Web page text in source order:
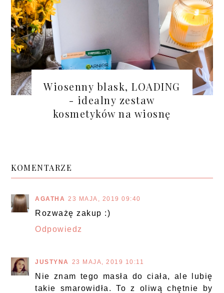
Wiosenny blask, LOADING
- idealny zestaw
kosmetyków na wiosnę
KOMENTARZE
AGATHA 23 MAJA, 2019 09:40
Rozważę zakup :)
Odpowiedz
JUSTYNA 23 MAJA, 2019 10:11
Nie znam tego masła do ciała, ale lubię
takie smarowidła. To z oliwą chętnie by